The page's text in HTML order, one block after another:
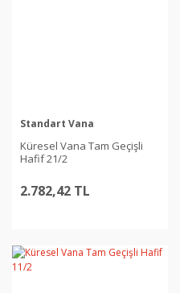
Standart Vana
Küresel Vana Tam Geçişli
Hafif 21/2
2.782,42 TL